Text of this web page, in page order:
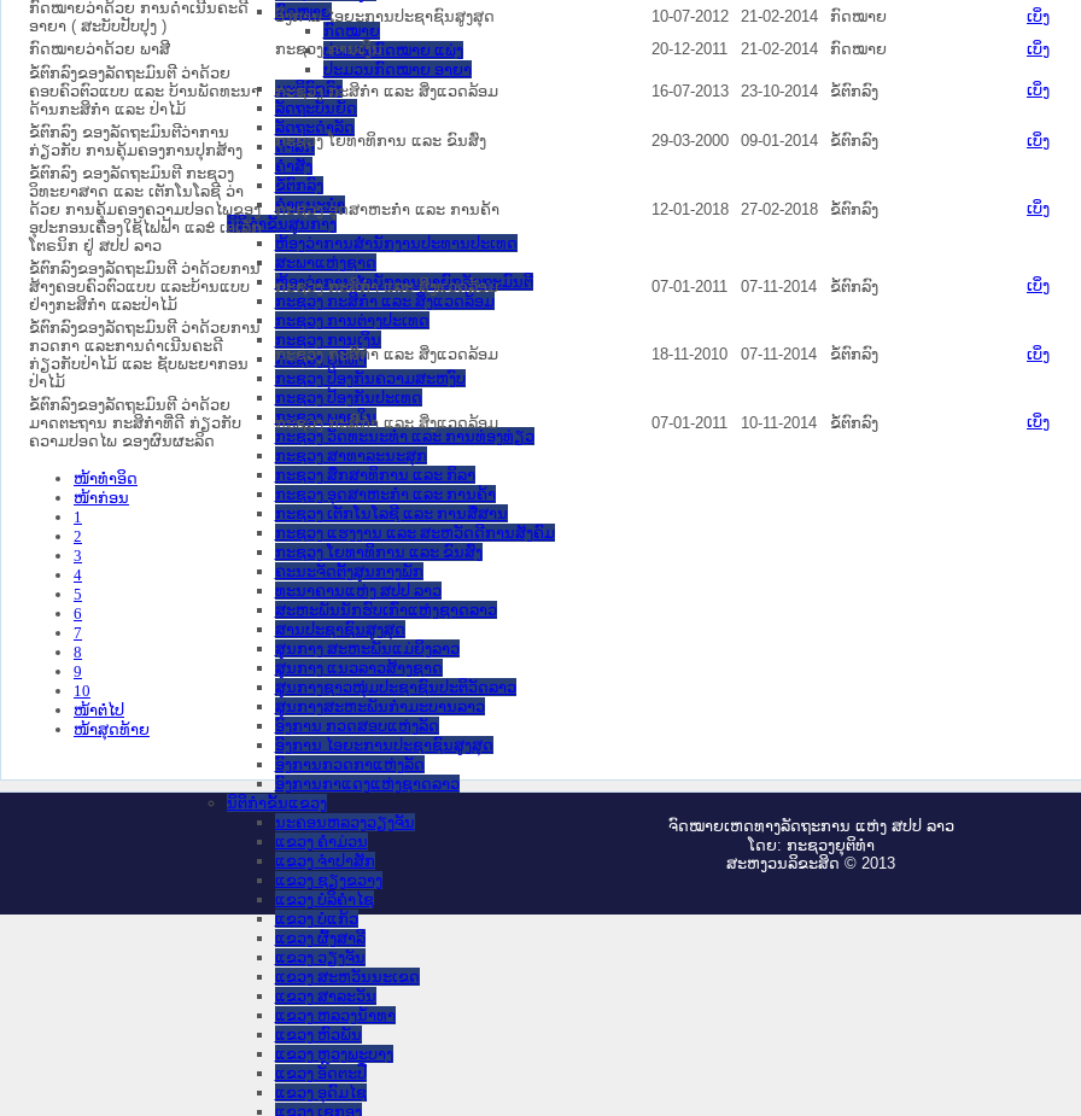
ກົດໝາຍ
ກົດໝາຍ
ປະມວນກົດໝາຍ ແພ່ງ
ປະມວນກົດໝາຍ ອາຍາ
ມະຕິຕົກລົງ
ລັດຖະບັນຍັດ
ລັດຖະດໍາລັດ
ດໍາລັດ
ຄໍາສັ່ງ
ຂໍ້ຕົກລົງ
ຄໍາແນະນໍາ
ນິຕິກໍາຂັ້ນສູນກາງ
ຫ້ອງວ່າການສໍານັກງານປະທານປະເທດ
ສະພາແຫ່ງຊາດ
ຫ້ອງວ່າການສຳນັກງານນາຍົກລັດຖະມົນຕີ
ກະຊວງ ກະສິກຳ ແລະ ສິ່ງແວດລ້ອມ
ກະຊວງ ການຕ່າງປະເທດ
ກະຊວງ ການເງິນ
ກະຊວງ ຍຸຕິທໍາ
ກະຊວງ ປ້ອງກັນຄວາມສະຫງົບ
ກະຊວງ ປ້ອງກັນປະເທດ
ກະຊວງ ພາຍໃນ
ກະຊວງ ວັດທະນະທຳ ແລະ ການທ່ອງທ່ຽວ
ກະຊວງ ສາທາລະນະສຸກ
ກະຊວງ ສຶກສາທິການ ແລະ ກິລາ
ກະຊວງ ອຸດສາຫະກຳ ແລະ ການຄ້າ
ກະຊວງ ເຕັກໂນໂລຊີ ແລະ ການສື່ສານ
ກະຊວງ ແຮງງານ ແລະ ສະຫວັດດີການສັງຄົມ
ກະຊວງ ໂຍທາທິການ ແລະ ຂົນສົ່ງ
ຄະນະຈັດຕັ້ງສູນກາງພັກ
ທະນາຄານແຫ່ງ ສປປ ລາວ
ສະຫະພັນນັກຮົບເກົ່າແຫ່ງຊາດລາວ
ສານປະຊາຊົນສູງສຸດ
ສູນກາງ ສະຫະພັນແມ່ຍິງລາວ
ສູນກາງ ແນວລາວສ້າງຊາດ
ສູນກາງຊາວໜຸ່ມປະຊາຊົນປະຕິວັດລາວ
ສູນກາງສະຫະພັນກຳມະບານລາວ
ອົງການ ກວດສອບແຫ່ງລັດ
ອົງການ ໄອຍະການປະຊາຊົນສູງສຸດ
ອົງການກວດກາແຫ່ງລັດ
ອົງການກາແດງແຫ່ງຊາດລາວ
ນິຕິກໍາຂັ້ນແຂວງ
ນະ​ຄອນ​ຫລວງວຽງຈັນ
ແຂວງ ຄໍາມ່ວນ
ແຂວງ ຈໍາປາສັກ
ແຂວງ ຊຽງຂວາງ
ແຂວງ ບໍລິຄໍາໄຊ
ແຂວງ ບໍ່ແກ້ວ
ແຂວງ ຜົ້ງສາລີ
ແຂວງ ວຽງຈັນ
ແຂວງ ສະຫວັນນະເຂດ
ແຂວງ ສາລະວັນ
ແຂວງ ຫລວງນໍ້າທາ
ແຂວງ ຫົວພັນ
ແຂວງ ຫຼວງພະບາງ
ແຂວງ ອັດຕະປື
ແຂວງ ອຸດົມໄຊ
ແຂວງ ເຊກອງ
ກົດໝາຍວ່າດ້ວຍ ການດຳເນີນຄະດີ
ອາຍາ ( ສະບັບປັບປຸງ )
ອົງການ ໄອຍະການປະຊາຊົນສູງສຸດ 10-07-2012 21-02-2014 ກົດໝາຍ
ເບິ່ງ
ກົດໝາຍວ່າດ້ວຍ ພາສີ
ກະຊວງ ການເງິນ 20-12-2011 21-02-2014 ກົດໝາຍ
ເບິ່ງ
ຂໍ້ຕົກລົງຂອງລັດຖະມົນຕີ ວ່າດ້ວຍ
ຄອບຄົວຕົວແບບ ແລະ ບ້ານພັດທະນາ
ດ້ານກະສິກໍາ ແລະ ປ່າໄມ້
ກະຊວງ ກະສິກຳ ແລະ ສິ່ງແວດລ້ອມ 16-07-2013 23-10-2014 ຂໍ້ຕົກລົງ ເບິ່ງ
ຂໍ້ຕົກລົງ ຂອງລັດຖະມົນຕີວ່າການ
ກ່ຽວກັບ ການຄຸ້ມຄອງການປຸກສ້າງ
ກະຊວງ ໂຍທາທິການ ແລະ ຂົນສົ່ງ 29-03-2000 09-01-2014 ຂໍ້ຕົກລົງ
ເບິ່ງ
ຂໍ້ຕົກລົງ ຂອງລັດຖະມົນຕີ ກະຊວງ
ວິທະຍາສາດ ແລະ ເຕັກໂນໂລຊີ ວ່າ
ດ້ວຍ ການຄຸ້ມຄອງຄວາມປອດໄພຂອງ
ອຸປະກອນເຄື່ອງໃຊ້ໄຟຟ້າ ແລະ ເອເລັກ
ໂຕຣນິກ ຢູ່ ສປປ ລາວ
ກະຊວງ ອຸດສາຫະກຳ ແລະ ການຄ້າ 12-01-2018 27-02-2018 ຂໍ້ຕົກລົງ ເບິ່ງ
ຂໍ້ຕົກລົງຂອງລັດຖະມົນຕີ ວ່າດ້ວຍການ
ສ້າງຄອບຄົວຕົວແບບ ແລະບ້ານແບບ
ຢ່າງກະສິກໍາ ແລະປ່າໄມ້
ກະຊວງ ກະສິກຳ ແລະ ສິ່ງແວດລ້ອມ 07-01-2011 07-11-2014 ຂໍ້ຕົກລົງ ເບິ່ງ
ຂໍ້ຕົກລົງຂອງລັດຖະມົນຕີ ວ່າດ້ວຍການ
ກວດກາ ແລະການດໍາເນີນຄະດີ
ກ່ຽວກັບປ່າໄມ້ ແລະ ຊັບພະຍາກອນ
ປ່າໄມ້
ກະຊວງ ກະສິກຳ ແລະ ສິ່ງແວດລ້ອມ 18-11-2010 07-11-2014 ຂໍ້ຕົກລົງ ເບິ່ງ
ຂໍ້ຕົກລົງຂອງລັດຖະມົນຕີ ວ່າດ້ວຍ
ມາດຕະຖານ ກະສິກໍາທີ່ດີ ກ່ຽວກັບ
ຄວາມປອດໄພ ຂອງຜົນຜະລິດ
ກະຊວງ ກະສິກຳ ແລະ ສິ່ງແວດລ້ອມ 07-01-2011 10-11-2014 ຂໍ້ຕົກລົງ ເບິ່ງ
ໜ້າທໍາອິດ
ໜ້າກ່ອນ
1
2
3
4
5
6
7
8
9
10
ໜ້າຕໍ່ໄປ
ໜ້າສຸດທ້າຍ
ຈົດ​ໝາຍ​ເຫດ​ທາງ​ລັດ​ຖະ​ການ ແຫ່ງ ສ​ປ​ປ ລາວ
ໂດຍ: ກະ​ຊວງຍຸ​ຕິ​ທຳ
ສະ​ຫງວນ​ລິ​ຂະ​ສິດ © 2013